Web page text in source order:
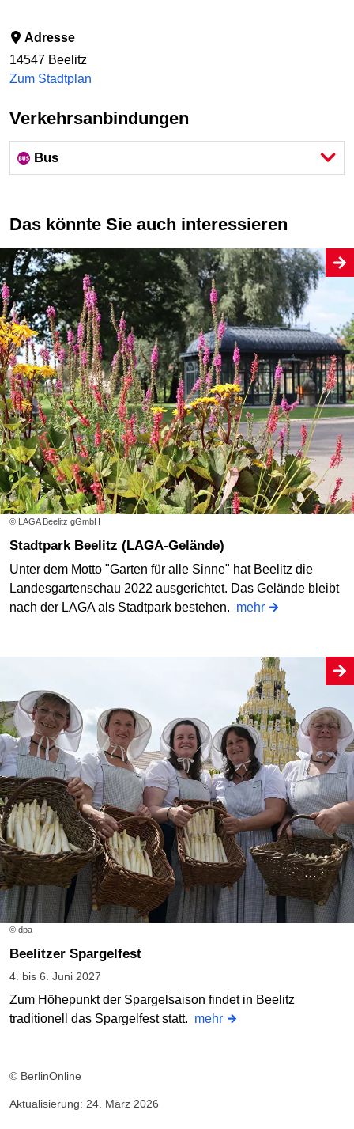
Adresse
14547 Beelitz
Zum Stadtplan
Verkehrsanbindungen
Bus
Das könnte Sie auch interessieren
© LAGA Beelitz gGmbH
Stadtpark Beelitz (LAGA-Gelände)
Unter dem Motto "Garten für alle Sinne" hat Beelitz die
Landesgartenschau 2022 ausgerichtet. Das Gelände bleibt
nach der LAGA als Stadtpark bestehen. mehr
© dpa
Beelitzer Spargelfest
4. bis 6. Juni 2027
Zum Höhepunkt der Spargelsaison findet in Beelitz
traditionell das Spargelfest statt. mehr
© BerlinOnline
Aktualisierung: 24. März 2026